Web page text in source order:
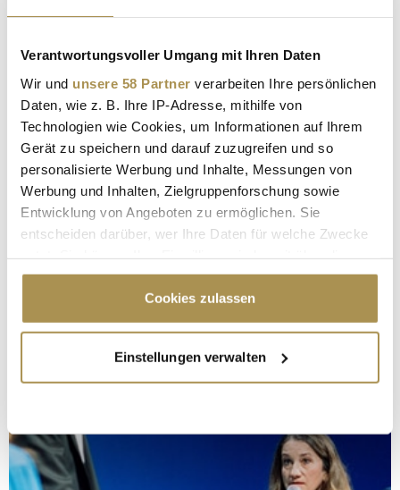
Verantwortungsvoller Umgang mit Ihren Daten
Wir und unsere 58 Partner verarbeiten Ihre persönlichen
Daten, wie z. B. Ihre IP-Adresse, mithilfe von
Technologien wie Cookies, um Informationen auf Ihrem
Gerät zu speichern und darauf zuzugreifen und so
personalisierte Werbung und Inhalte, Messungen von
Werbung und Inhalten, Zielgruppenforschung sowie
Entwicklung von Angeboten zu ermöglichen. Sie
entscheiden darüber, wer Ihre Daten für welche Zwecke
Cookie-Erklärung oder durch Klicken auf das Privacy
Trigger Symbol ändern oder widerrufen
Informationen über Ihre geografische Lage
erfassen, welche bis auf einige Meter genau sein
bestimmten Merkmalen (Fingerprinting) identifizieren
Erfahren Sie mehr darüber, wie Ihre persönlichen Daten
Cookies zulassen
Einstellungen verwalten